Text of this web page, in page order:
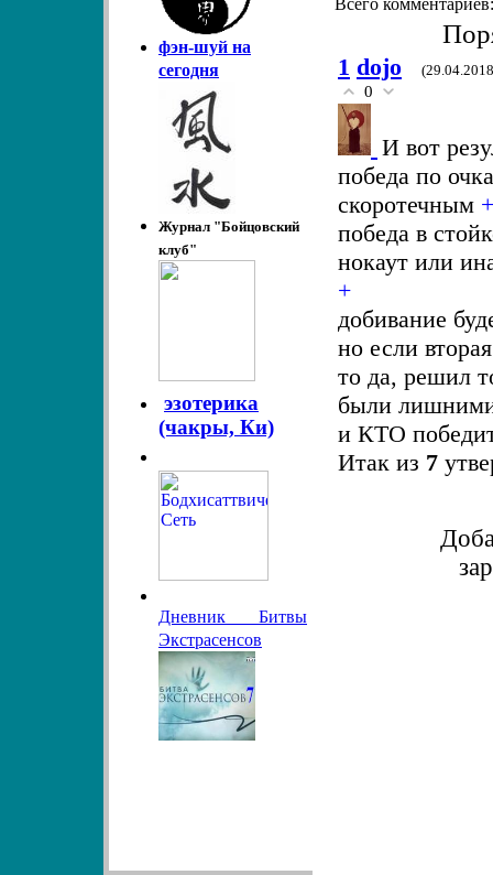
фэн-шуй на
сегодня
Журнал "Бойцовский
клуб"
эзотерика
(чакры, Ки)
Дневник Битвы
Экстрасенсов
Всего
1 dojo
0
И вот
победа по
скоротечным +
победа в
нокаут или
+
добивание
но если
то да, решил
были
и КТО
Итак из 7